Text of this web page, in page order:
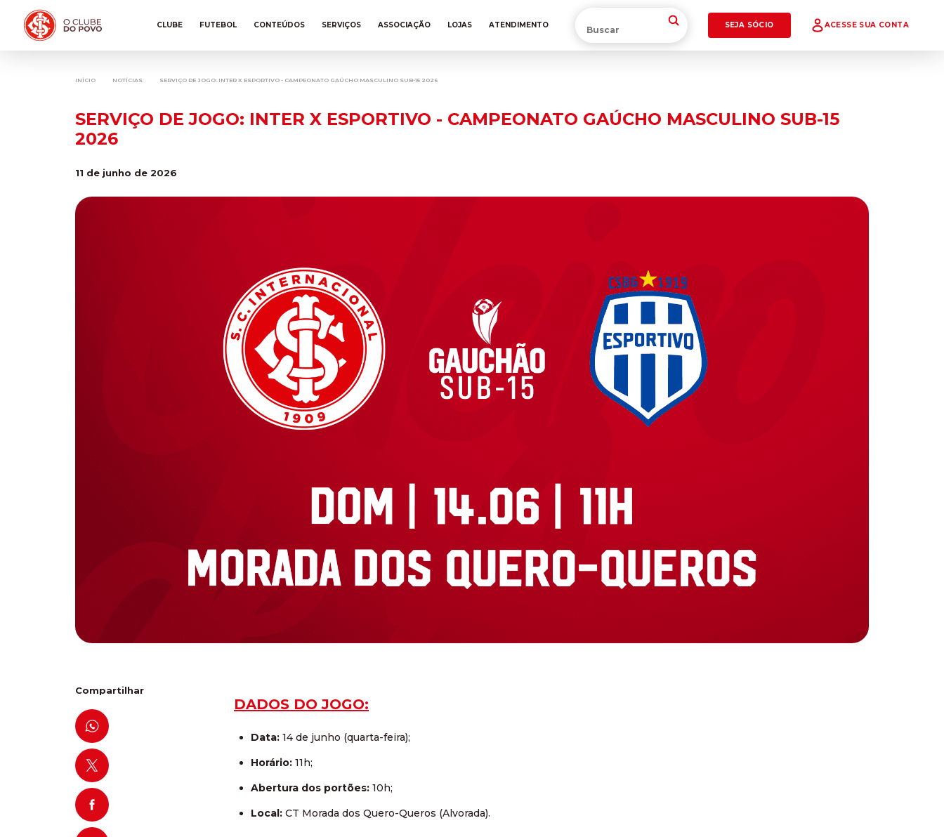
CLUBE FUTEBOL CONTEÚDOS SERVIÇOS ASSOCIAÇÃO LOJAS ATENDIMENTO SEJA SÓCIO ACESSE SUA CONTA
INÍCIO NOTÍCIAS SERVIÇO DE JOGO: INTER X ESPORTIVO - CAMPEONATO GAÚCHO MASCULINO SUB-15 2026
SERVIÇO DE JOGO: INTER X ESPORTIVO - CAMPEONATO GAÚCHO MASCULINO SUB-15
2026
11 de junho de 2026
Compartilhar
DADOS DO JOGO:
Data: 14 de junho (quarta-feira);
Horário: 11h;
Abertura dos portões: 10h;
Local: CT Morada dos Quero-Queros (Alvorada).